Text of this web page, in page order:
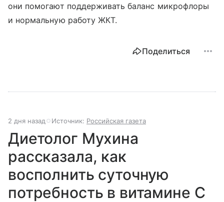
они помогают поддерживать баланс микрофлоры
и нормальную работу ЖКТ.
Поделиться
2 дня назад Источник: Российская газета
Диетолог Мухина
рассказала, как
восполнить суточную
потребность в витамине C